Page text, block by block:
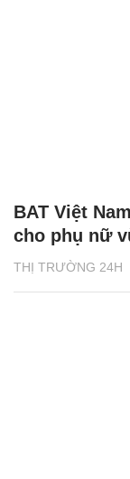
THỊ TRƯỜNG 24H
BAT Việt
cho phụ nữ